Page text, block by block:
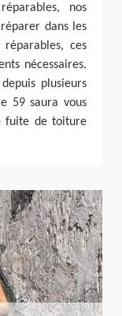
nos
dans les
ces
nécessaires.
plusieurs
59 saura vous
fuite de toiture